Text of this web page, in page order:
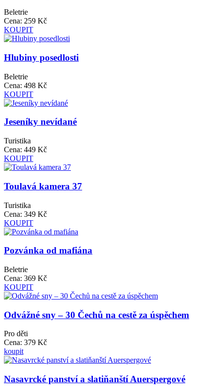
Beletrie
Cena: 259 Kč
KOUPIT
Hlubiny posedlosti
Beletrie
Cena: 498 Kč
KOUPIT
Jeseníky nevídané
Turistika
Cena: 449 Kč
KOUPIT
Toulavá kamera 37
Turistika
Cena: 349 Kč
KOUPIT
Pozvánka od mafiána
Beletrie
Cena: 369 Kč
KOUPIT
Odvážné sny – 30 Čechů na cestě za úspěchem
Pro děti
Cena: 379 Kč
koupit
Nasavrcké panství a slatiňanští Auerspergové